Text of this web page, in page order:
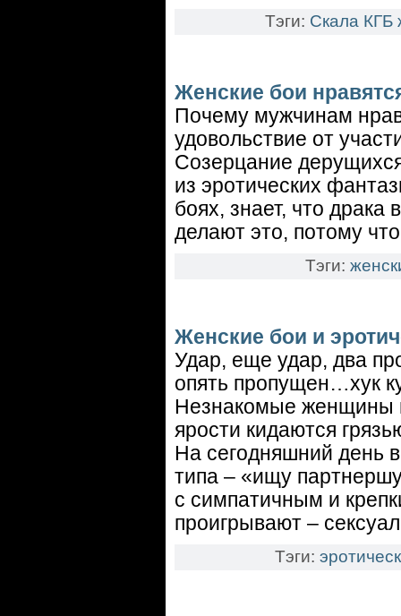
Тэги: Скала КГБ
Женские бои
Почему мужчинам
удовольствие от
Созерцание
из эротических
боях, знает, что
делают это, потому
Тэги:
Женские бои и
Удар, еще удар, два
опять пропущен…хук
Незнакомые женщины
ярости кидаются
На сегодняшний день
типа – «ищу
с симпатичным и
проигрывают –
Тэги: